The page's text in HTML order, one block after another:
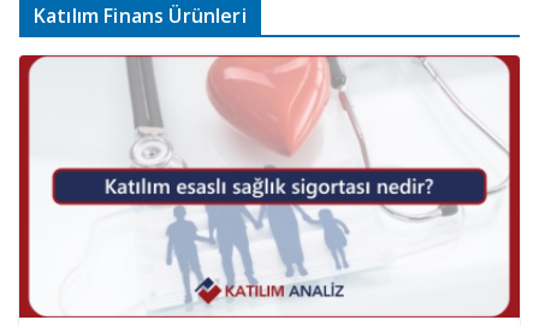
Katılım Finans Ürünleri